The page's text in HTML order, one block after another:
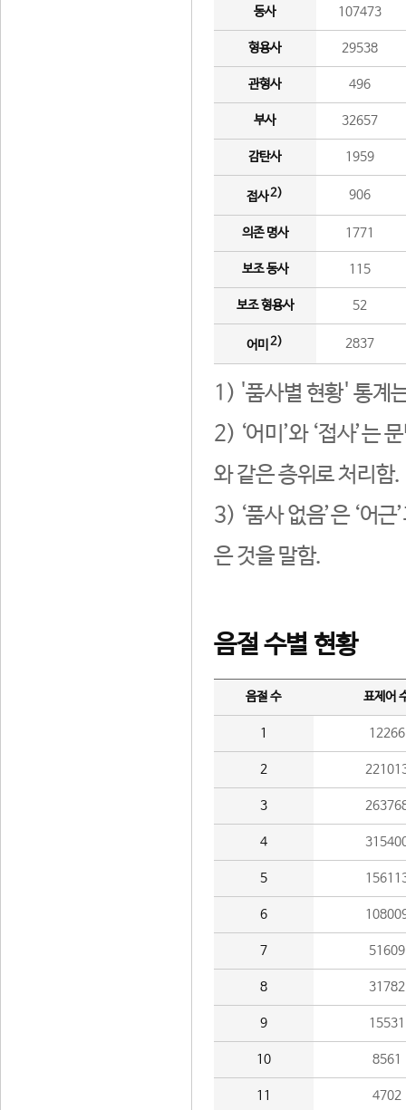
동사 107473
형용사 29538
관형사 496
부사 32657
감탄사 1959
접사2) 906
의존 명사 1771
보조 동사 115
보조 형용사 52
어미 2) 2837
1) '품사별 현황' 통계
2) ‘어미’와 ‘접사’는
와 같은 층위로 처리함.
3) ‘품사 없음’은 ‘어
은 것을 말함.
음절 수별 현황
음절 수 표제어
1 12266
2
3
4
5
6
7 51609
8 31782
9 15531
10 8561
11 4702